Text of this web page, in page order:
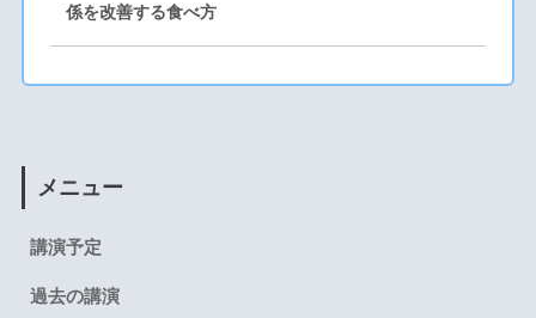
係を改善する食べ方
メニュー
講演予定
過去の講演